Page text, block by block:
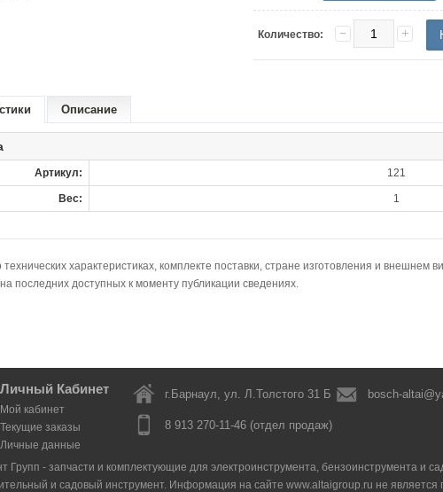
Количество:
Описание
Артикул: 121
Вес: 1
характеристиках, комплекте поставки, стране изготовления и внешнем
последних доступных к моменту публикации сведениях.
Личный Кабинет
Мой кабинет
Текущие заказы
Личные данные
г.Барнаул, ул. Л.Толстого 31 Б bosch-
8 913 270-11-46 (отдел продаж)
- запчасти и комплектующие для электроинструмента, бензоинструмента и
и садовый инструмент. Информация на сайте www.altaigroup.ru не